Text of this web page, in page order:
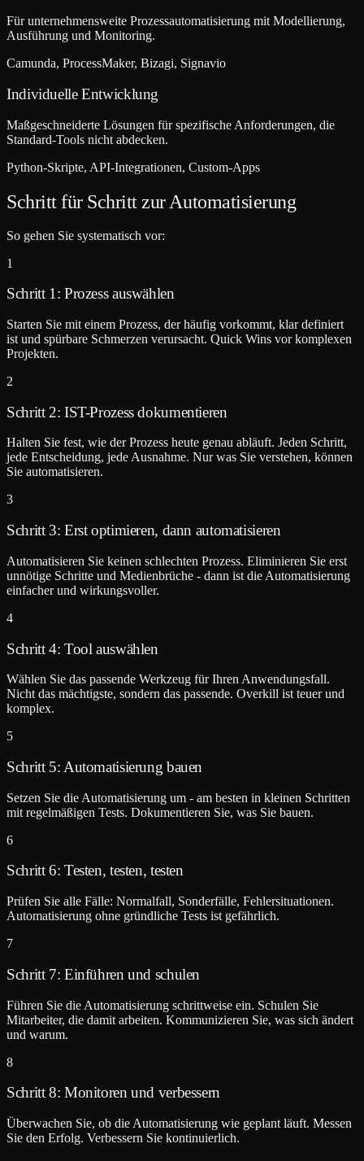
Für unternehmensweite Prozessautomatisierung mit Modellierung,
Ausführung und Monitoring.
Camunda, ProcessMaker, Bizagi, Signavio
Individuelle Entwicklung
Maßgeschneiderte Lösungen für spezifische Anforderungen, die
Standard-Tools nicht abdecken.
Python-Skripte, API-Integrationen, Custom-Apps
Schritt für Schritt zur Automatisierung
So gehen Sie systematisch vor:
1
Schritt 1: Prozess auswählen
Starten Sie mit einem Prozess, der häufig vorkommt, klar definiert
ist und spürbare Schmerzen verursacht. Quick Wins vor komplexen
Projekten.
2
Schritt 2: IST-Prozess dokumentieren
Halten Sie fest, wie der Prozess heute genau abläuft. Jeden Schritt,
jede Entscheidung, jede Ausnahme. Nur was Sie verstehen, können
Sie automatisieren.
3
Schritt 3: Erst optimieren, dann automatisieren
Automatisieren Sie keinen schlechten Prozess. Eliminieren Sie erst
unnötige Schritte und Medienbrüche - dann ist die Automatisierung
einfacher und wirkungsvoller.
4
Schritt 4: Tool auswählen
Wählen Sie das passende Werkzeug für Ihren Anwendungsfall.
Nicht das mächtigste, sondern das passende. Overkill ist teuer und
komplex.
5
Schritt 5: Automatisierung bauen
Setzen Sie die Automatisierung um - am besten in kleinen Schritten
mit regelmäßigen Tests. Dokumentieren Sie, was Sie bauen.
6
Schritt 6: Testen, testen, testen
Prüfen Sie alle Fälle: Normalfall, Sonderfälle, Fehlersituationen.
Automatisierung ohne gründliche Tests ist gefährlich.
7
Schritt 7: Einführen und schulen
Führen Sie die Automatisierung schrittweise ein. Schulen Sie
Mitarbeiter, die damit arbeiten. Kommunizieren Sie, was sich ändert
und warum.
8
Schritt 8: Monitoren und verbessern
Überwachen Sie, ob die Automatisierung wie geplant läuft. Messen
Sie den Erfolg. Verbessern Sie kontinuierlich.